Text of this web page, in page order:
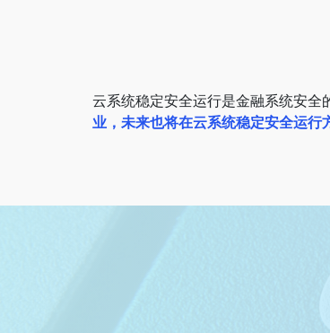
云系统稳定安全运行是金融系统安全
业，未来也将在云系统稳定安全运行